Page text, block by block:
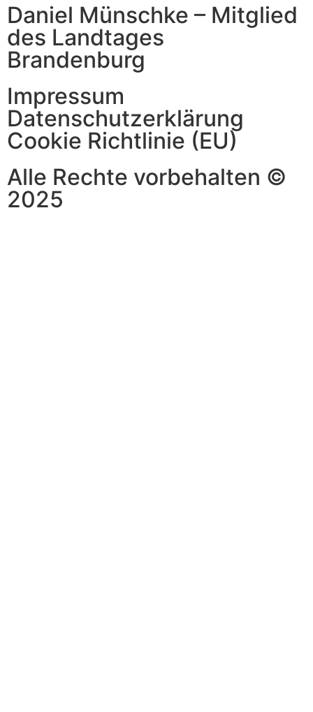
Daniel Münschke – Mitglied
des Landtages
Brandenburg
Impressum
Datenschutzerklärung
Cookie Richtlinie (EU)
Alle Rechte vorbehalten ©
2025